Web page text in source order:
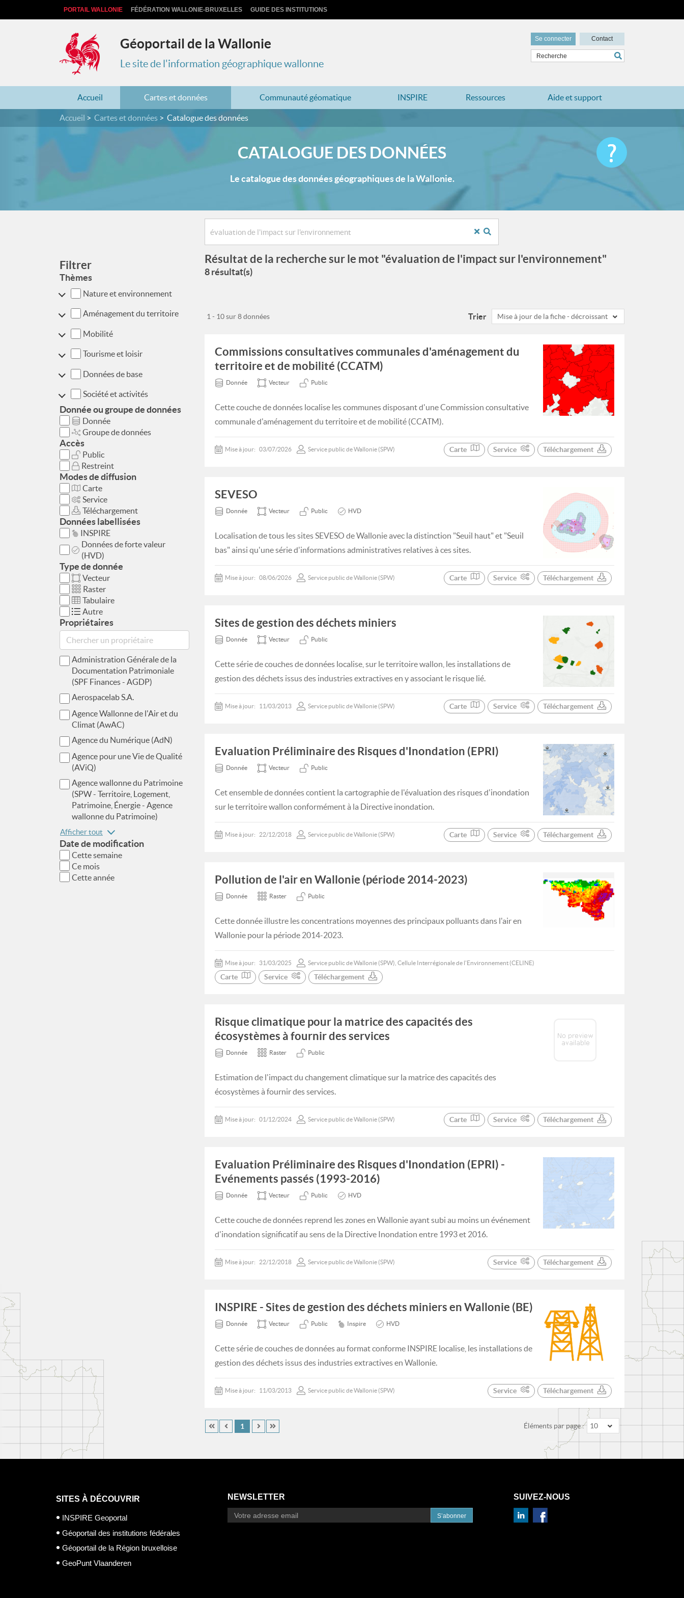
PORTAIL WALLONIE FÉDÉRATION WALLONIE-BRUXELLES GUIDE DES INSTITUTIONS
Géoportail de la Wallonie
Le site de l'information géographique wallonne
Se connecter Contact
Accueil Cartes et données Communauté géomatique INSPIRE Ressources Aide et support
Accueil Cartes et données Catalogue des données
CATALOGUE DES DONNÉES
Le catalogue des données géographiques de la Wallonie.
Filtrer
Thèmes
Nature et environnement
Aménagement du territoire
Mobilité
Tourisme et loisir
Données de base
Société et activités
Donnée ou groupe de données
Donnée
Groupe de données
Accès
Public
Restreint
Modes de diffusion
Carte
Service
Téléchargement
Données labellisées
INSPIRE
Données de forte valeur
(HVD)
Type de donnée
Vecteur
Raster
Tabulaire
Autre
Propriétaires
Administration Générale de la
Documentation Patrimoniale
(SPF Finances - AGDP)
Aerospacelab S.A.
Agence Wallonne de l'Air et du
Climat (AwAC)
Agence du Numérique (AdN)
Agence pour une Vie de Qualité
(AViQ)
Agence wallonne du Patrimoine
(SPW - Territoire, Logement,
Patrimoine, Énergie - Agence
wallonne du Patrimoine)
Afficher tout
Date de modification
Cette semaine
Ce mois
Cette année
Résultat de la recherche sur le mot "évaluation de l'impact sur l'environnement"
8 résultat(s)
Trier Mise à jour de la fiche - décroissant
1 - 10 sur 8 données
Commissions consultatives communales d'aménagement du
territoire et de mobilité (CCATM)
Donnée Vecteur Public
Cette couche de données localise les communes disposant d'une Commission consultative
communale d'aménagement du territoire et de mobilité (CCATM).
Mise à jour: 03/07/2026 Service public de Wallonie (SPW) Carte Service Téléchargement
SEVESO
Donnée Vecteur Public HVD
Localisation de tous les sites SEVESO de Wallonie avec la distinction "Seuil haut" et "Seuil
bas" ainsi qu'une série d'informations administratives relatives à ces sites.
Mise à jour: 08/06/2026 Service public de Wallonie (SPW) Carte Service Téléchargement
Sites de gestion des déchets miniers
Donnée Vecteur Public
Cette série de couches de données localise, sur le territoire wallon, les installations de
gestion des déchets issus des industries extractives en y associant le risque lié.
Mise à jour: 11/03/2013 Service public de Wallonie (SPW) Carte Service Téléchargement
Evaluation Préliminaire des Risques d'Inondation (EPRI)
Donnée Vecteur Public
Cet ensemble de données contient la cartographie de l'évaluation des risques d'inondation
sur le territoire wallon conformément à la Directive inondation.
Mise à jour: 22/12/2018 Service public de Wallonie (SPW) Carte Service Téléchargement
Pollution de l'air en Wallonie (période 2014-2023)
Donnée Raster Public
Cette donnée illustre les concentrations moyennes des principaux polluants dans l'air en
Wallonie pour la période 2014-2023.
Mise à jour: 31/03/2025 Service public de Wallonie (SPW), Cellule Interrégionale de l'Environnement (CELINE)
Carte Service Téléchargement
Risque climatique pour la matrice des capacités des
écosystèmes à fournir des services
Donnée Raster Public
Estimation de l'impact du changement climatique sur la matrice des capacités des
écosystèmes à fournir des services.
Mise à jour: 01/12/2024 Service public de Wallonie (SPW) Carte Service Téléchargement
Evaluation Préliminaire des Risques d'Inondation (EPRI) -
Evénements passés (1993-2016)
Donnée Vecteur Public HVD
Cette couche de données reprend les zones en Wallonie ayant subi au moins un événement
d'inondation significatif au sens de la Directive Inondation entre 1993 et 2016.
Mise à jour: 22/12/2018 Service public de Wallonie (SPW) Service Téléchargement
INSPIRE - Sites de gestion des déchets miniers en Wallonie (BE)
Donnée Vecteur Public Inspire HVD
Cette série de couches de données au format conforme INSPIRE localise, les installations de
gestion des déchets issus des industries extractives en Wallonie.
Mise à jour: 11/03/2013 Service public de Wallonie (SPW) Service Téléchargement
Éléments par page : 10
1
SITES À DÉCOUVRIR
INSPIRE Geoportal
Géoportail des institutions fédérales
Géoportail de la Région bruxelloise
GeoPunt Vlaanderen
NEWSLETTER
S’abonner
SUIVEZ-NOUS